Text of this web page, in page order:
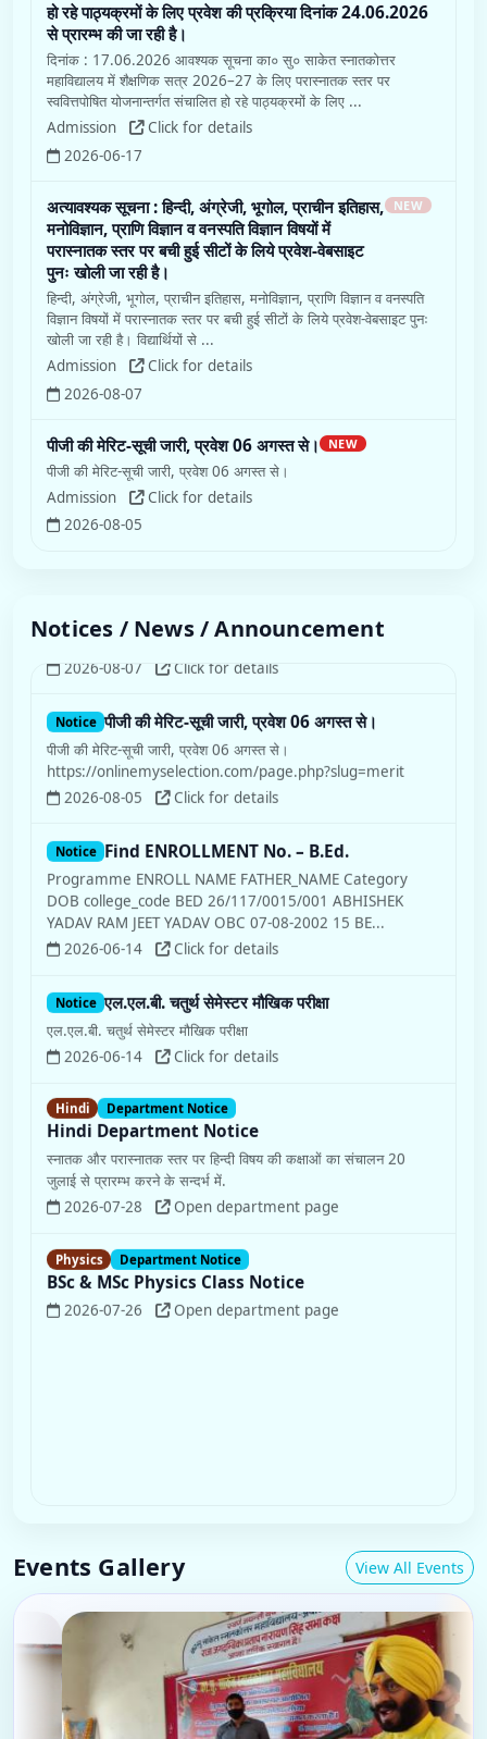
हो रहे पाठ्यक्रमों के लिए प्रवेश की प्रक्रिया दिनांक 24.06.2026
से प्रारम्भ की जा रही है।
दिनांक : 17.06.2026 आवश्यक सूचना का० सु० साकेत स्नातकोत्तर
महाविद्यालय में शैक्षणिक सत्र 2026–27 के लिए परास्नातक स्तर पर
स्ववित्तपोषित योजनान्तर्गत संचालित हो रहे पाठ्यक्रमों के लिए ...
Admission
Click for details
2026-06-17
अत्यावश्यक सूचना : हिन्दी, अंग्रेजी, भूगोल, प्राचीन इतिहास,
मनोविज्ञान, प्राणि विज्ञान व वनस्पति विज्ञान विषयों में
परास्नातक स्तर पर बची हुई सीटों के लिये प्रवेश-वेबसाइट
पुनः खोली जा रही है।
NEW
हिन्दी, अंग्रेजी, भूगोल, प्राचीन इतिहास, मनोविज्ञान, प्राणि विज्ञान व वनस्पति
विज्ञान विषयों में परास्नातक स्तर पर बची हुई सीटों के लिये प्रवेश-वेबसाइट पुनः
खोली जा रही है। विद्यार्थियों से ...
Admission
Click for details
2026-08-07
पीजी की मेरिट-सूची जारी, प्रवेश 06 अगस्त से। NEW
पीजी की मेरिट-सूची जारी, प्रवेश 06 अगस्त से।
Admission
Click for details
2026-08-05
Notices / News / Announcement
पीजी की मेरिट-सूची जारी, प्रवेश 06 अगस्त से।
https://onlinemyselection.com/page.php?slug=merit
2026-08-05
Click for details
Programme ENROLL NAME FATHER_NAME Category
DOB college_code BED 26/117/0015/001 ABHISHEK
YADAV RAM JEET YADAV OBC 07-08-2002 15 BE...
2026-06-14
Click for details
एल.एल.बी. चतुर्थ सेमेस्टर मौखिक परीक्षा
2026-06-14
Click for details
Hindi Department Notice
स्नातक और परास्नातक स्तर पर हिन्दी विषय की कक्षाओं का संचालन 20
जुलाई से प्रारम्भ करने के सन्दर्भ में.
2026-07-28
Open department page
BSc & MSc Physics Class Notice
2026-07-26 Open department page
Events Gallery View All Events